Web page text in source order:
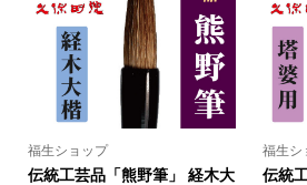
福生ショップ
伝統工芸品「熊野筆」 経木大
福生シ
伝統